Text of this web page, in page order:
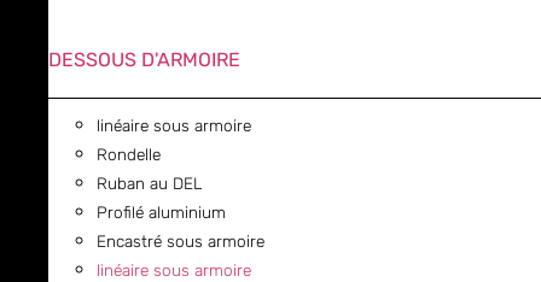
DESSOUS D'ARMOIRE
linéaire sous armoire
Rondelle
Ruban au DEL
Profilé aluminium
Encastré sous armoire
linéaire sous armoire